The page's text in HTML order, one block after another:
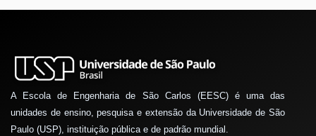
A Escola de Engenharia de São Carlos (EESC) é uma das
unidades de ensino, pesquisa e extensão da Universidade de São
Paulo (USP), instituição pública e de padrão mundial.